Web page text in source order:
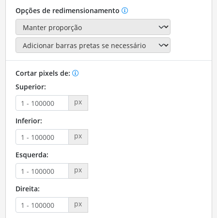
Opções de redimensionamento
Cortar pixels de:
Superior:
px
Inferior:
px
Esquerda:
px
Direita:
px